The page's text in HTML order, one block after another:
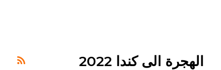
الهجرة الى كندا 2022